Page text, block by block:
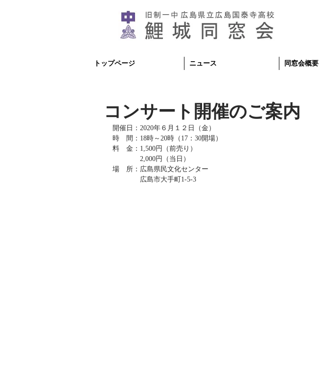
トップページ ニュース 同窓会概要
コンサート開催のご案内
開催日：2020年６月１２日（金）
時　間：18時～20時（17：30開場）
料　金：1,500円（前売り）
2,000円（当日）
場　所：広島県民文化センター
広島市大手町1-5-3